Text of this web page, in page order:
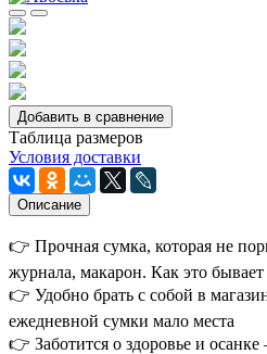
Добавить в сравнение
Таблица размеров
Условия доставки
Описание
👉 Прочная сумка, которая не
журнала, макарон. Как это бывает
👉 Удобно брать с собой в
ежедневной сумки мало места
👉 Заботится о здоровье и